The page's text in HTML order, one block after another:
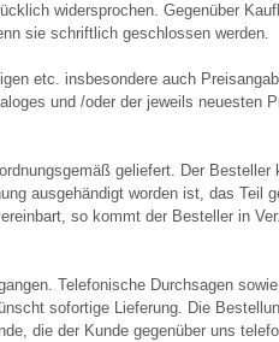
widersprochen. Gegenüber
sie schriftlich geschlossen werden.
etc. insbesondere auch
und /oder der jeweils neuesten
geliefert. Der
ausgehändigt worden ist, das Teil
so kommt der Besteller in
Telefonische Durchsagen
sofortige Lieferung. Die
die der Kunde gegenüber uns